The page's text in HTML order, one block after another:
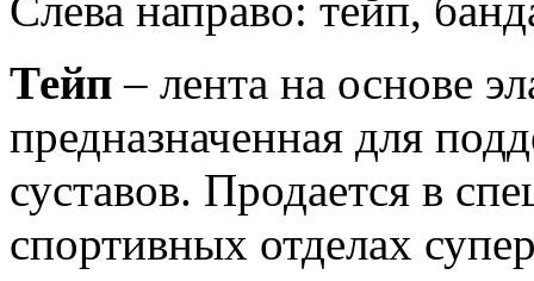
Тейп – лента на основе
предназначенная для
суставов. Продается в
спортивных отделах